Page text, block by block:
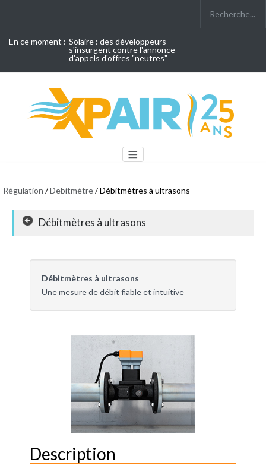
En ce moment : Solaire : des développeurs
s'insurgent contre l'annonce
d'appels d'offres "neutres"
Régulation /Debitmètre/ Débitmètres à ultrasons
Débitmètres à ultrasons
Débitmètres à ultrasons
Une mesure de débit fiable et intuitive
Description